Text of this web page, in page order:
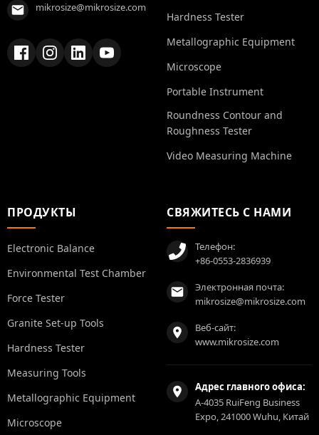
mikrosize@mikrosize.com
Hardness Tester
Metallographic Equipment
Microscope
Portable Instrument
Roundness Contour and
Roughness Tester
Video Measuring Machine
ПРОДУКТЫ
Electronic Balance
Environmental Test Chamber
Force Tester
Granite Set-up Tools
Hardness Tester
Measuring Tools
Metallographic Equipment
Microscope
СВЯЖИТЕСЬ С НАМИ
Телефон:
+86-0553-2836939
Электронная почта:
mikrosize@mikrosize.com
Веб-сайт:
www.mikrosize.com
Адрес главного офиса:
A-4035 RuiFeng Business
Expo, 241000 Wuhu, Китай